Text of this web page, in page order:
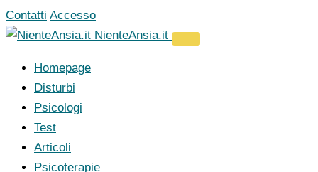
Vai
al
Contatti Accesso
NienteAnsia.it
Homepage
Disturbi
Psicologi
Test
Articoli
Psicoterapie